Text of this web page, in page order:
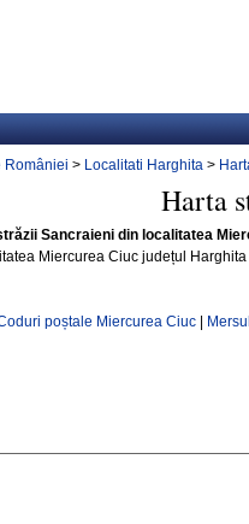
României > Localitati Harghita >
Harta
Sancraieni din localitatea
Miercurea Ciuc județul
poștale Miercurea Ciuc